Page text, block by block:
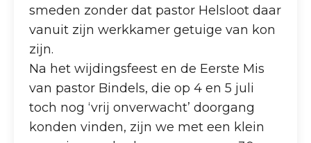
smeden zonder dat pastor Helsloot daar
vanuit zijn werkkamer getuige van kon
zijn.
Na het wijdingsfeest en de Eerste Mis
van pastor Bindels, die op 4 en 5 juli
toch nog ‘vrij onverwacht’ doorgang
konden vinden, zijn we met een klein